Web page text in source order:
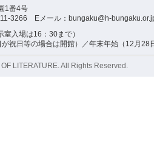
1番4号
3266 Eメール：bungaku@h-
室入場は16：30まで）
が祝日等の場合は開館）／年末年始（12月28
LITERATURE. All Rights Reserved.